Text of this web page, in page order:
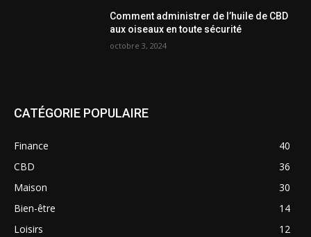
Comment administrer de l’huile de CBD
aux oiseaux en toute sécurité
octobre 3, 2024
CATÉGORIE POPULAIRE
Finance
40
CBD
36
Maison
30
Bien-être
14
Loisirs
12